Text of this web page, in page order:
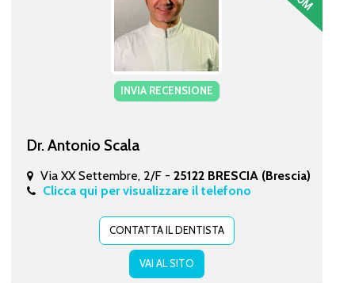
INVIA RECENSIONE
Dr. Antonio Scala
Via XX Settembre, 2/F - 25122 BRESCIA (Brescia)
Clicca qui per visualizzare il telefono
CONTATTA IL DENTISTA
VAI AL SITO